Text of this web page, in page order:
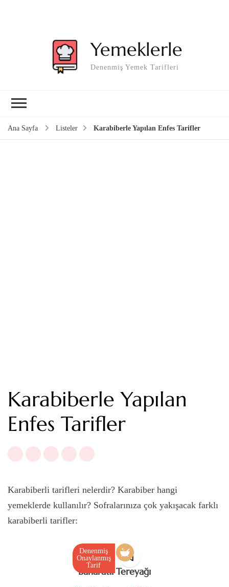
Yemeklerle
Denenmiş Yemek Tarifleri
Ana Sayfa Listeler Karabiberle Yapılan Enfes Tarifler
Karabiberle Yapılan
Enfes Tarifler
Karabiberli tarifleri nelerdir? Karabiber hangi
yemeklerde kullanılır? Sofralarınıza çok yakışacak farklı
karabiberli tarifler:
Denenmiş
Onaylanmış
Tarif
Baharatlı Tereyağı